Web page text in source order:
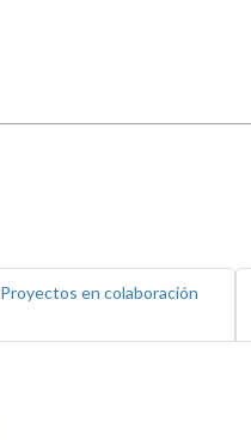
Proyectos en colaboración